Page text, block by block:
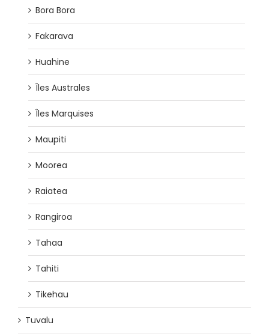
Bora Bora
Fakarava
Huahine
Îles Australes
Îles Marquises
Maupiti
Moorea
Raiatea
Rangiroa
Tahaa
Tahiti
Tikehau
Tuvalu